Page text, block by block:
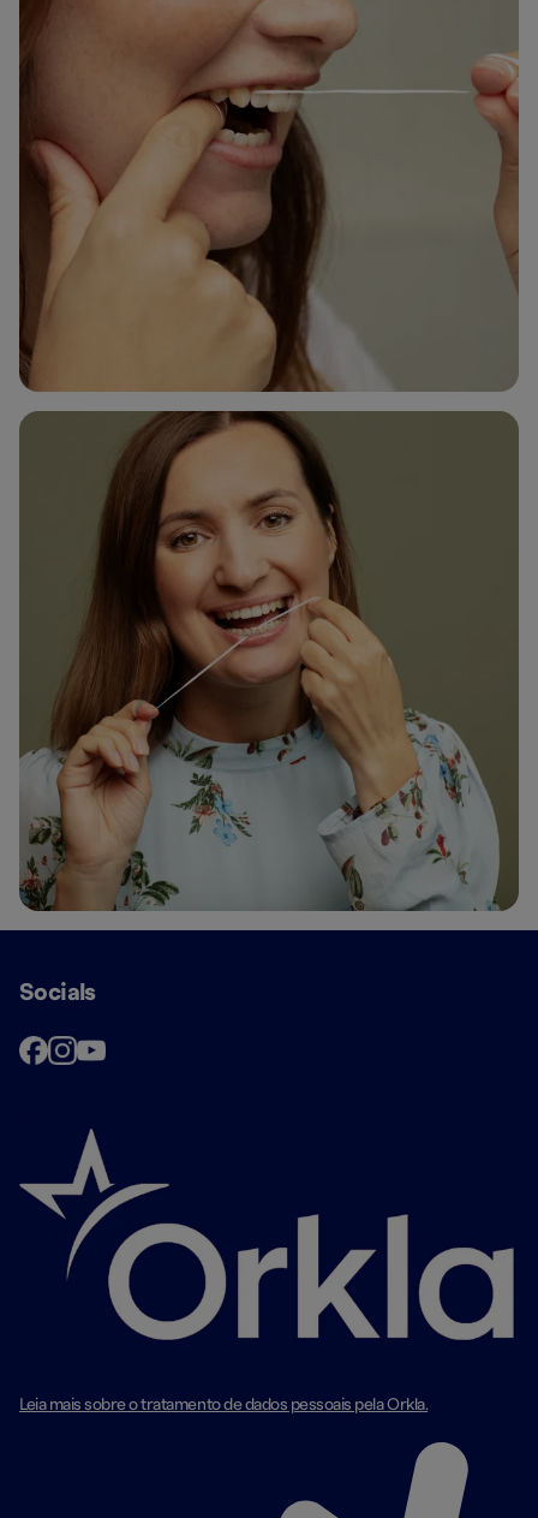
Socials
Leia mais sobre o tratamento de dados pessoais pela Orkla.